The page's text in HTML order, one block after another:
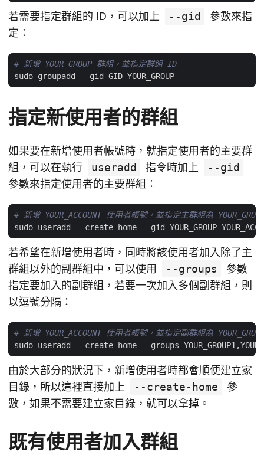
若需要指定群組的 ID，可以加上 --gid
參數來指
定：
# 新增 YOUR_GROUP 群組，並指定群組 ID
指定新使用者的群組
如果要在新增使用者帳號時，就指定使用者的主要群
組，可以在執行
useradd 指令時加上
--gid
參數來指定使用者的主要群組：
# 新增 YOUR_ACCOUNT 使用者帳號，並指定主群組為
若希望在新增使用者時，同時將該使用者加入除了主
群組以外的副群組中，可以使用
--groups
參數
指定要加入的副群組，若要一次加入多個副群組，則
以逗號分隔：
# 新增 YOUR_ACCOUNT 使用者帳號，並指定副群組為
由於大部分的狀況下，新增使用者時都會順便建立家
目錄，所以這裡直接加上
--create-home
參
數，如果不需要建立家目錄，就可以拿掉。
既有使用者加入群組